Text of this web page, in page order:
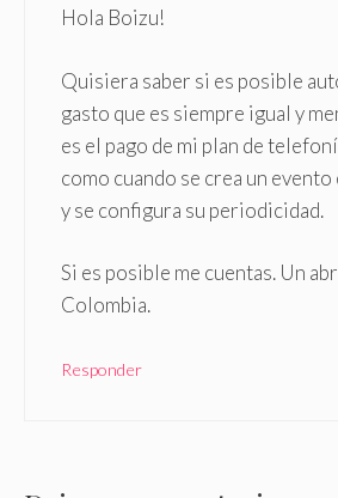
Hola Boizu!
Quisiera saber si es posible
gasto que es siempre igual y
es el pago de mi plan de
como cuando se crea un
y se configura su periodicidad.
Si es posible me cuentas. Un
Colombia.
Responder